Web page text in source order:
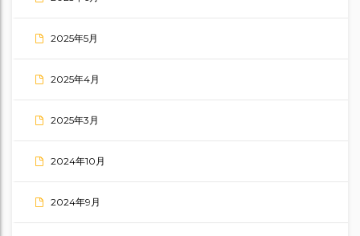
2025年5月
2025年4月
2025年3月
2024年10月
2024年9月